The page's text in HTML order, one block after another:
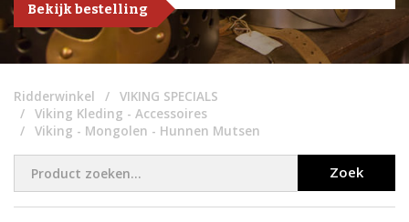
Bekijk bestelling
Ridderwinkel
VIKING SPECIALS
Viking Kleding - Accessoires
Viking - Mongolen - Hunnen Mutsen
Zoek